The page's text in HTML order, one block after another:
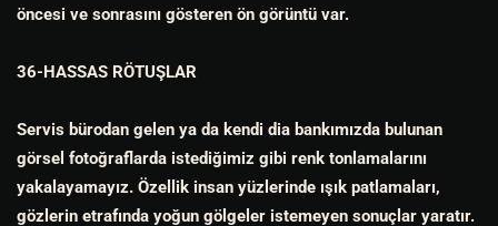
öncesi ve sonrasını gösteren ön görüntü var.
36-HASSAS RÖTUŞLAR
Servis bürodan gelen ya da kendi dia bankımızda bulunan
görsel fotoğraflarda istediğimiz gibi renk tonlamalarını
yakalayamayız. Özellik insan yüzlerinde ışık patlamaları,
gözlerin etrafında yoğun gölgeler istemeyen sonuçlar yaratır.